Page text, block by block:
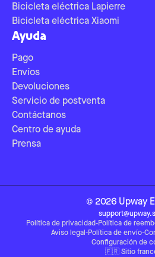
Bicicleta eléctrica Lapierre
Bicicleta eléctrica Xiaomi
Ayuda
Pago
Envíos
Devoluciones
Servicio de postventa
Contáctanos
Centro de ayuda
Prensa
© 2026 Upway
Política de privacidad-Política de
Aviso legal -Política de envío-
Configuración de
🇫🇷 Sitio